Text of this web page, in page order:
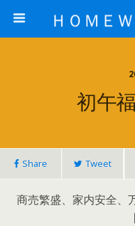
初午
Share Tweet
商売繁盛、家内安全、